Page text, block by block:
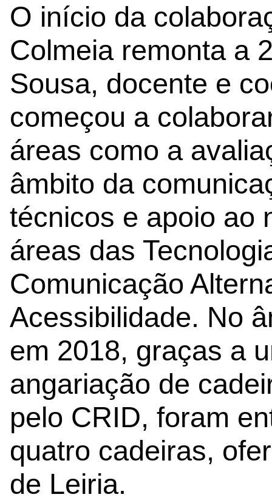
O início da
Colmeia remonta a
Sousa, docente e
começou a
áreas como a
âmbito da
técnicos e apoio ao
áreas das
Comunicação
Acessibilidade. No
em 2018, graças a
angariação de
pelo CRID, foram
quatro cadeiras,
de Leiria.